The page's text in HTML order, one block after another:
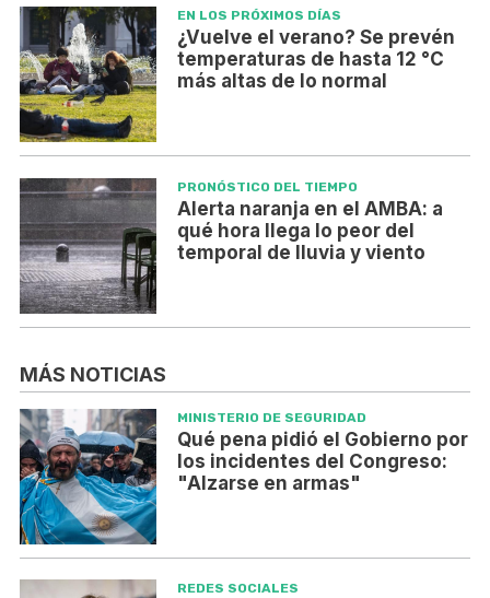
EN LOS PRÓXIMOS DÍAS
¿Vuelve el verano? Se prevén
temperaturas de hasta 12 °C
más altas de lo normal
PRONÓSTICO DEL TIEMPO
Alerta naranja en el AMBA: a
qué hora llega lo peor del
temporal de lluvia y viento
MÁS NOTICIAS
MINISTERIO DE SEGURIDAD
Qué pena pidió el Gobierno por
los incidentes del Congreso:
"Alzarse en armas"
REDES SOCIALES